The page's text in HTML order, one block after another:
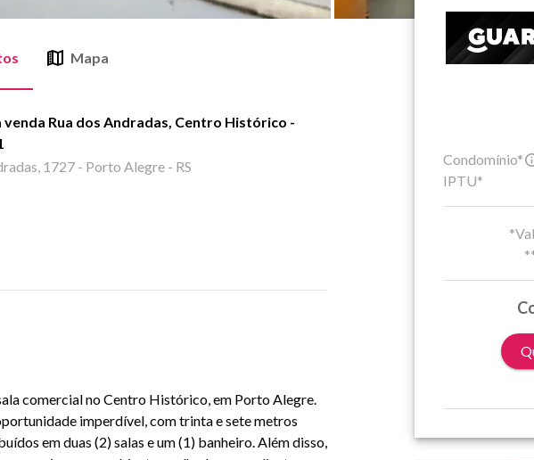
Mapa
Rua dos Andradas, Centro Histórico -
1727 - Porto Alegre - RS
comercial no Centro Histórico, em Porto Alegre.
imperdível, com trinta e sete metros
em duas (2) salas e um (1) banheiro. Além disso,
Condomínio*
IPTU*